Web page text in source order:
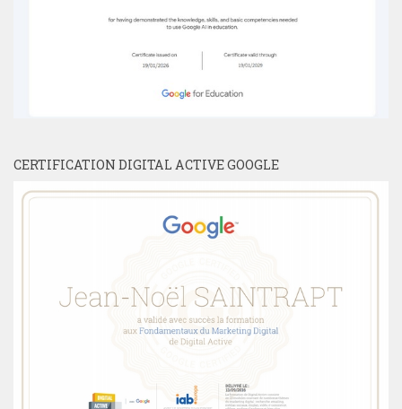
CERTIFICATION DIGITAL ACTIVE GOOGLE